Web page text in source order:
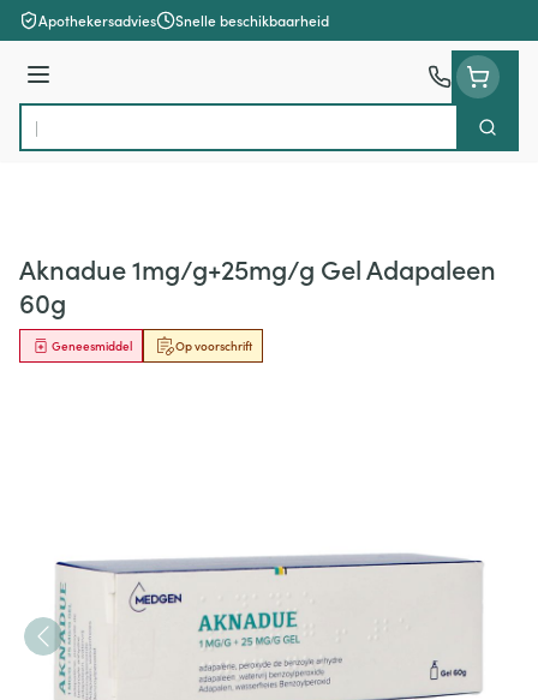
Ga naar de inhoud
Apothekersadvies Snelle beschikbaarheid
Menu
Product, merk, categorie...
Zoek
Aknadue 1mg/g+25mg/g Gel Adapaleen
60g
Op voorschrift
Geneesmiddel